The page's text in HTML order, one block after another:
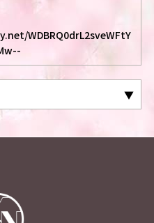
WDBRQ0drL2sveWFtY